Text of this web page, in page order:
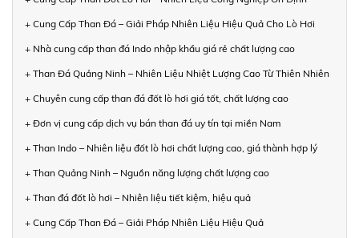
+ Cung Cấp Than Đá – Giải Pháp Nhiên Liệu Hiệu Quả Cho Lò Hơi
+ Nhà cung cấp than đá Indo nhập khẩu giá rẻ chất lượng cao
+ Than Đá Quảng Ninh – Nhiên Liệu Nhiệt Lượng Cao Từ Thiên Nhiên
+ Chuyên cung cấp than đá đốt lò hơi giá tốt, chất lượng cao
+ Đơn vị cung cấp dịch vụ bán than đá uy tín tại miền Nam
+ Than Indo – Nhiên liệu đốt lò hơi chất lượng cao, giá thành hợp lý
+ Than Quảng Ninh – Nguồn năng lượng chất lượng cao
+ Than đá đốt lò hơi – Nhiên liệu tiết kiệm, hiệu quả
+ Cung Cấp Than Đá – Giải Pháp Nhiên Liệu Hiệu Quả